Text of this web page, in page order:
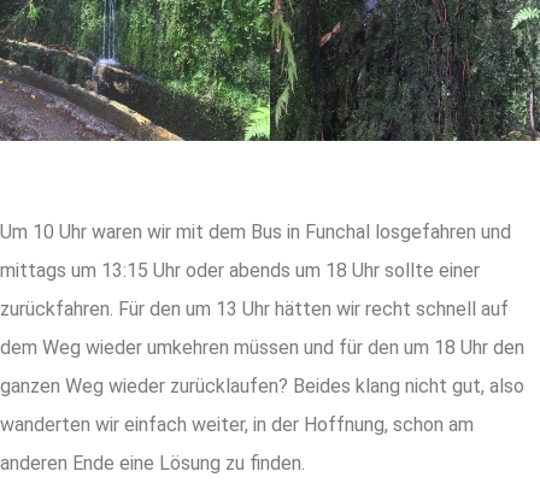
Um 10 Uhr waren wir mit dem Bus in Funchal losgefahren und
mittags um 13:15 Uhr oder abends um 18 Uhr sollte einer
zurückfahren. Für den um 13 Uhr hätten wir recht schnell auf
dem Weg wieder umkehren müssen und für den um 18 Uhr den
ganzen Weg wieder zurücklaufen? Beides klang nicht gut, also
wanderten wir einfach weiter, in der Hoffnung, schon am
anderen Ende eine Lösung zu finden.